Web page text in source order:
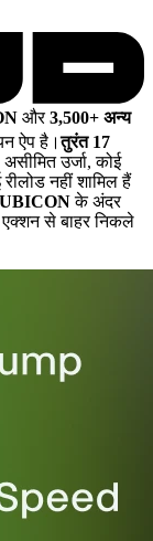
और3,500+ अन्य
ऐप है।तुरंत 17
उर्जा, कोई
नहीं शामिल हैं
के अंदर
से बाहर निकले